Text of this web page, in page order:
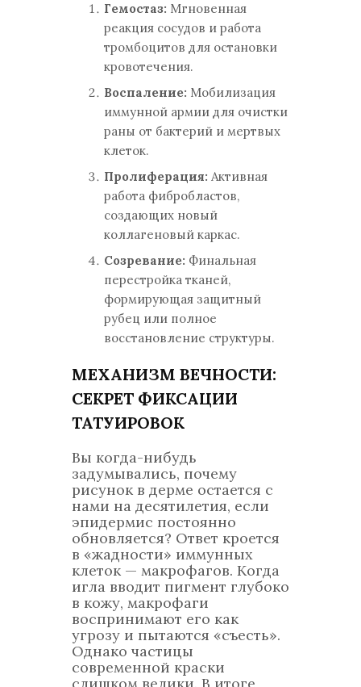
Гемостаз: Мгновенная
реакция сосудов и работа
тромбоцитов для остановки
кровотечения.
Воспаление: Мобилизация
иммунной армии для очистки
раны от бактерий и мертвых
клеток.
Пролиферация: Активная
работа фибробластов,
создающих новый
коллагеновый каркас.
Созревание: Финальная
перестройка тканей,
формирующая защитный
рубец или полное
восстановление структуры.
МЕХАНИЗМ ВЕЧНОСТИ:
СЕКРЕТ ФИКСАЦИИ
ТАТУИРОВОК
Вы когда-нибудь
задумывались, почему
рисунок в дерме остается с
нами на десятилетия, если
эпидермис постоянно
обновляется? Ответ кроется
в «жадности» иммунных
клеток — макрофагов. Когда
игла вводит пигмент глубоко
в кожу, макрофаги
воспринимают его как
угрозу и пытаются «съесть».
Однако частицы
современной краски